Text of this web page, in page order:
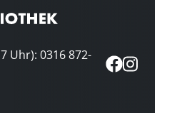
Uhr): 0316 872-